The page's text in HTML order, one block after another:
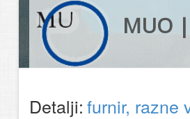
MUO
Detalji:furnir, razne